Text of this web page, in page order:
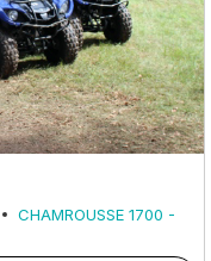
CHAMROUSSE 1700 -